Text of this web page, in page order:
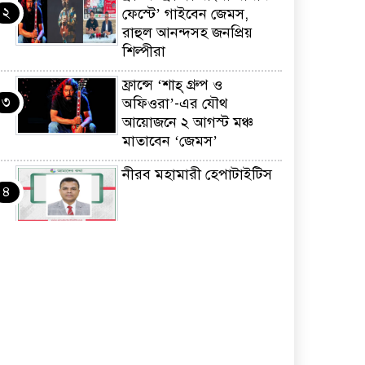
২
ফেস্টে’ গাইবেন জেমস,
রাহুল আনন্দসহ জনপ্রিয়
শিল্পীরা
৩
ফ্রান্সে ‘শাহ্ গ্রুপ ও
অফিওরা’-এর যৌথ
আয়োজনে ২ আগস্ট মঞ্চ
মাতাবেন ‘জেমস’
৪
নীরব মহামারী হেপাটাইটিস